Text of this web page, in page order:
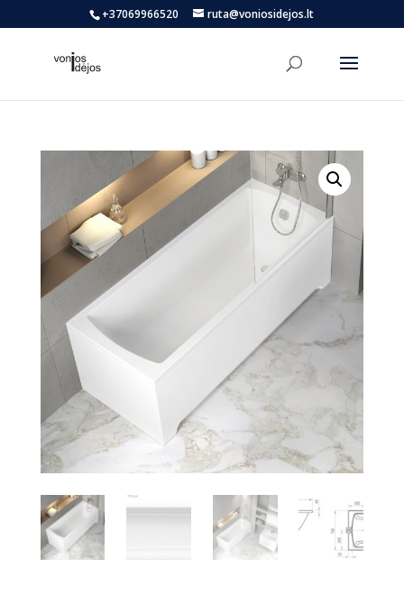
+37069966520 ruta@voniosidejos.lt